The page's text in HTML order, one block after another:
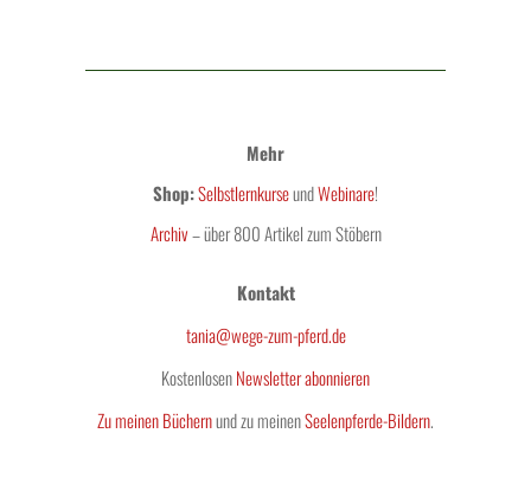
Mehr
Shop:SelbstlernkurseundWebinare!
Archiv– über 800 Artikel zum Stöbern
Kontakt
tania@wege-zum-pferd.de
KostenlosenNewsletter abonnieren
Zu meinen Büchernund zu meinenSeelenpferde-Bildern.